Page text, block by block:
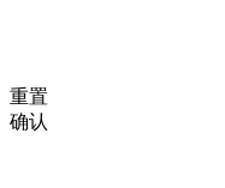
重置
确认